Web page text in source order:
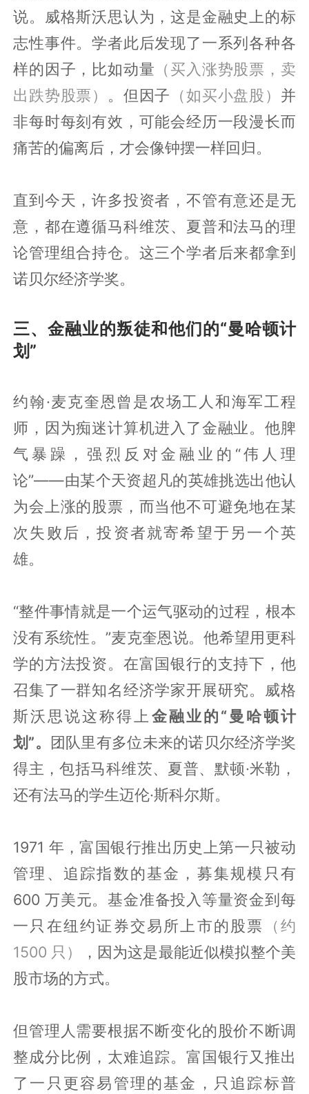
说。威格斯沃思认为，这是金融史上的标
志性事件。学者此后发现了一系列各种各
样的因子，比如动量 （买入涨势股票，卖
出跌势股票） 。但因子 （如买小盘股） 并
非每时每刻有效，可能会经历一段漫长而
痛苦的偏离后，才会像钟摆一样回归。
直到今天，许多投资者，不管有意还是无
意，都在遵循马科维茨、夏普和法马的理
论管理组合持仓。这三个学者后来都拿到
诺贝尔经济学奖。
三、金融业的叛徒和他们的“曼哈顿计
划”
约翰·麦克奎恩曾是农场工人和海军工程
师，因为痴迷计算机进入了金融业。他脾
气暴躁，强烈反对金融业的“伟人理
论”——由某个天资超凡的英雄挑选出他认
为会上涨的股票，而当他不可避免地在某
次失败后，投资者就寄希望于另一个英
雄。
“整件事情就是一个运气驱动的过程，根本
没有系统性。”麦克奎恩说。他希望用更科
学的方法投资。在富国银行的支持下，他
召集了一群知名经济学家开展研究。威格
斯沃思说这称得上 金融业的“曼哈顿计
划”。 团队里有多位未来的诺贝尔经济学奖
得主，包括马科维茨、夏普、默顿·米勒，
还有法马的学生迈伦·斯科尔斯。
1971 年，富国银行推出历史上第一只被动
管理、追踪指数的基金，募集规模只有
600 万美元。基金准备投入等量资金到每
一只在纽约证券交易所上市的股票
（约
1500 只）
，因为这是最能近似模拟整个美
股市场的方式。
但管理人需要根据不断变化的股价不断调
整成分比例，太难追踪。富国银行又推出
了一只更容易管理的基金，只追踪标普